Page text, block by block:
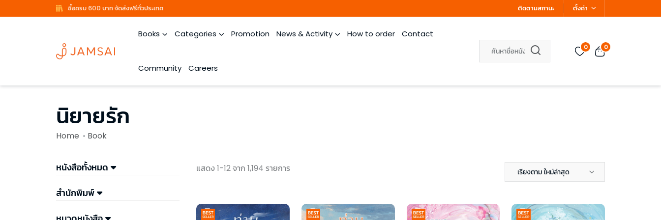
ซื้อครบ 600 บาท จัดส่งฟรีทั่วประเทศ ติดตามสถานะ ตั้งค่า
Books Categories Promotion News & Activity How to order Contact
Community Careers
0 0
นิยายรัก
Home Book
หนังสือทั้งหมด
สำนักพิมพ์
แสดง 1-12 จาก 1,194 รายการ เรียงตาม ใหม่ล่าสุด